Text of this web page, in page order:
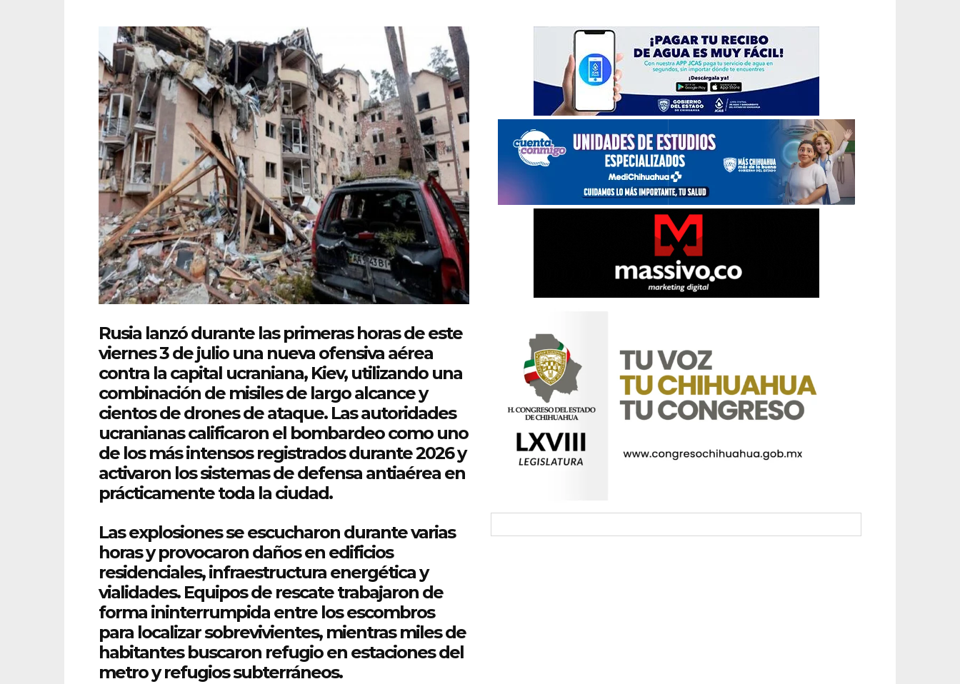
Rusia lanzó durante las primeras horas de este
viernes 3 de julio una nueva ofensiva aérea
contra la capital ucraniana, Kiev, utilizando una
combinación de misiles de largo alcance y
cientos de drones de ataque. Las autoridades
ucranianas calificaron el bombardeo como uno
de los más intensos registrados durante 2026 y
activaron los sistemas de defensa antiaérea en
prácticamente toda la ciudad.
Las explosiones se escucharon durante varias
horas y provocaron daños en edificios
residenciales, infraestructura energética y
vialidades. Equipos de rescate trabajaron de
forma ininterrumpida entre los escombros
para localizar sobrevivientes, mientras miles de
habitantes buscaron refugio en estaciones del
metro y refugios subterráneos.